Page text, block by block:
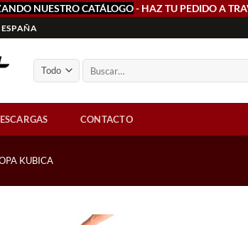
NUESTRO CATÁLOGO- HAZ TU PEDIDO A
CONTACTO
KUBICA